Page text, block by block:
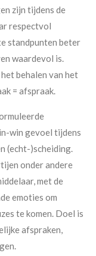
zijn tijdens de
respectvol
standpunten beter
waardevol is.
behalen van het
= afspraak.
win gevoel tijdens
(echt-)scheiding.
onder andere
met de
emoties om
te komen. Doel is
afspraken,